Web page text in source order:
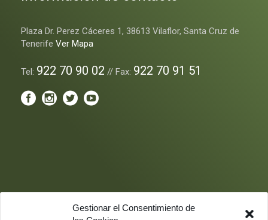
Gestionar el Consentimiento de
Plaza Dr. Perez Cáceres 1, 38613 Vilaflor, Santa Cruz de
Tenerife Ver Mapa
Tel: 922 70 90 02 // Fax: 922 70 91 51